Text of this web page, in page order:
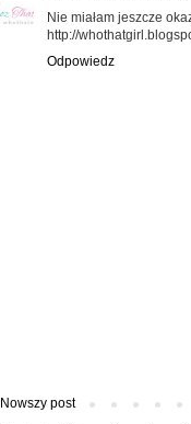
Nie miałam jeszcze
http://
Odpowiedz
Nowszy post